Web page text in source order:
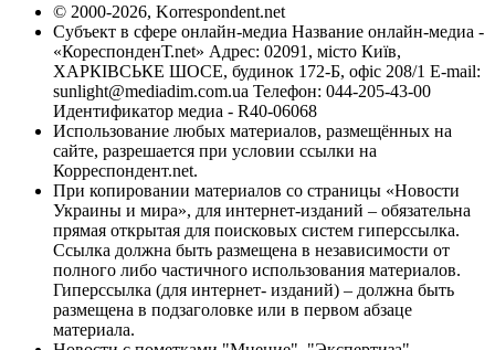
© 2000-2026, Korrespondent.net
Субъект в сфере онлайн-медиа Название онлайн-медиа -
«КореспонденТ.net» Адрес: 02091, місто Київ,
ХАРКІВСЬКЕ ШОСЕ, будинок 172-Б, офіс 208/1 E-mail:
sunlight@mediadim.com.ua Телефон: 044-205-43-00
Идентификатор медиа - R40-06068
Использование любых материалов, размещённых на
сайте, разрешается при условии ссылки на
Корреспондент.net.
При копировании материалов со страницы «Новости
Украины и мира», для интернет-изданий – обязательна
прямая открытая для поисковых систем гиперссылка.
Ссылка должна быть размещена в независимости от
полного либо частичного использования материалов.
Гиперссылка (для интернет- изданий) – должна быть
размещена в подзаголовке или в первом абзаце
материала.